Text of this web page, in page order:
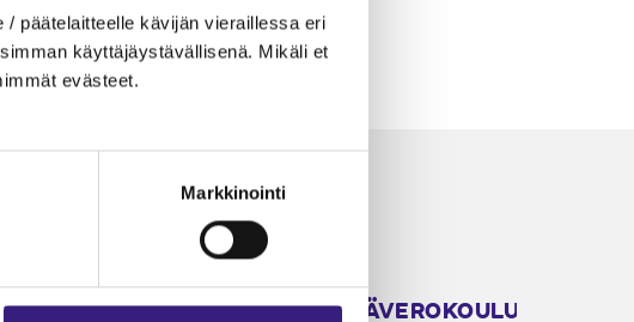
päätelaitteelle kävijän vieraillessa eri
käyttäjäystävällisenä. Mikäli et
evästeet.
Markkinointi
ARVONLISÄVEROKOULU